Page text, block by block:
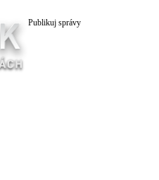
Publikuj správy